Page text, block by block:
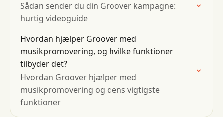
Sådan sender du din Groover kampagne:
hurtig videoguide
Hvordan hjælper Groover med
musikpromovering, og hvilke funktioner
tilbyder det?
Hvordan Groover hjælper med
musikpromovering og dens vigtigste
funktioner